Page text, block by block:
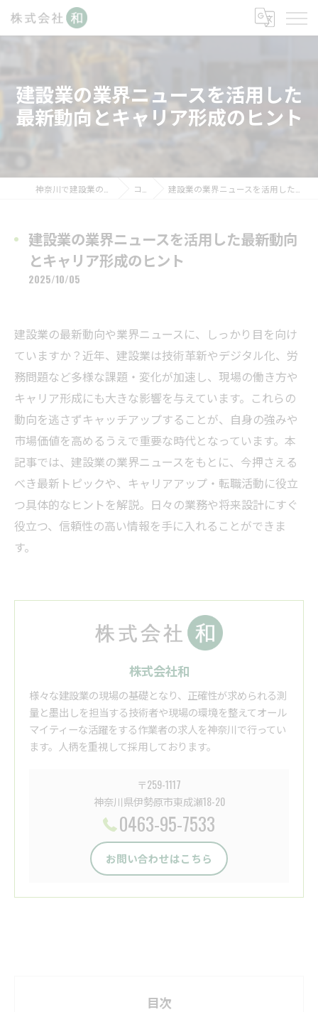
建設業の業界ニュースを活用した
最新動向とキャリア形成のヒント
コラム 建設業の業界ニュースを活用した最新動向とキャリア形成のヒント
建設業の業界ニュースを活用した最新動向
とキャリア形成のヒント
2025/10/05
建設業の最新動向や業界ニュースに、しっかり目を向け
ていますか？近年、建設業は技術革新やデジタル化、労
務問題など多様な課題・変化が加速し、現場の働き方や
キャリア形成にも大きな影響を与えています。これらの
動向を逃さずキャッチアップすることが、自身の強みや
市場価値を高めるうえで重要な時代となっています。本
記事では、建設業の業界ニュースをもとに、今押さえる
べき最新トピックや、キャリアアップ・転職活動に役立
つ具体的なヒントを解説。日々の業務や将来設計にすぐ
役立つ、信頼性の高い情報を手に入れることができま
す。
株式会社和
様々な建設業の現場の基礎となり、正確性が求められる測
量と墨出しを担当する技術者や現場の環境を整えてオール
マイティーな活躍をする作業者の求人を神奈川で行ってい
ます。人柄を重視して採用しております。
〒259-1117
神奈川県伊勢原市東成瀬18-20
0463-95-7533
お問い合わせはこちら
目次